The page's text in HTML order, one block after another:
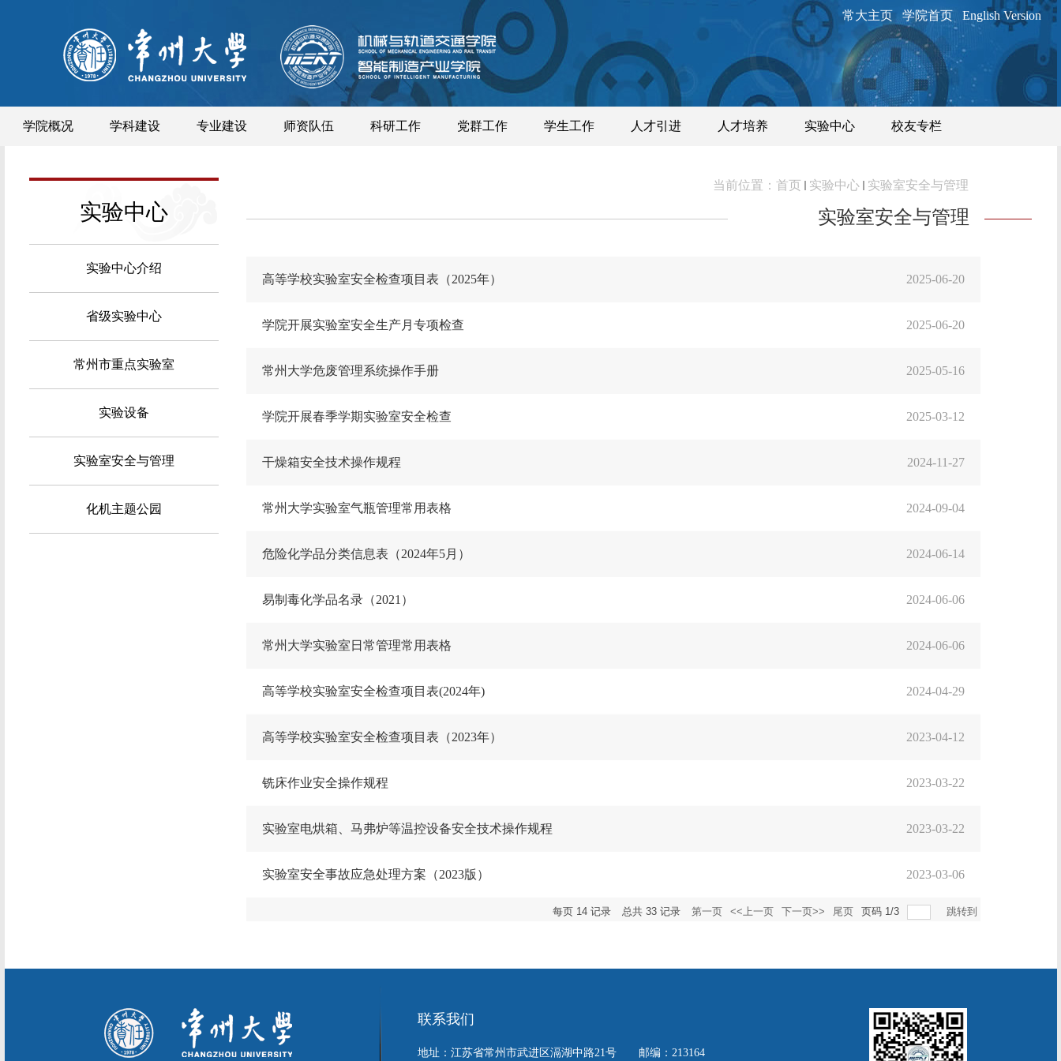
常大主页 学院首页 English Version
学院概况 学科建设 专业建设 师资队伍 科研工作 党群工作 学生工作 人才引进 人才培养 实验中心 校友专栏
实验中心
实验中心介绍
省级实验中心
常州市重点实验室
实验设备
实验室安全与管理
化机主题公园
当前位置： 首页 实验中心 实验室安全与管理
实验室安全与管理
高等学校实验室安全检查项目表（2025年） 2025-06-20
学院开展实验室安全生产月专项检查 2025-06-20
常州大学危废管理系统操作手册 2025-05-16
学院开展春季学期实验室安全检查 2025-03-12
干燥箱安全技术操作规程 2024-11-27
常州大学实验室气瓶管理常用表格 2024-09-04
危险化学品分类信息表（2024年5月） 2024-06-14
易制毒化学品名录（2021） 2024-06-06
常州大学实验室日常管理常用表格 2024-06-06
高等学校实验室安全检查项目表(2024年) 2024-04-29
高等学校实验室安全检查项目表（2023年） 2023-04-12
铣床作业安全操作规程 2023-03-22
实验室电烘箱、马弗炉等温控设备安全技术操作规程 2023-03-22
实验室安全事故应急处理方案（2023版） 2023-03-06
每页 14 记录 总共 33 记录 第一页 <<上一页 下一页>> 尾页 页码 1/3 跳转到
联系我们
地址：江苏省常州市武进区滆湖中路21号 邮编：213164